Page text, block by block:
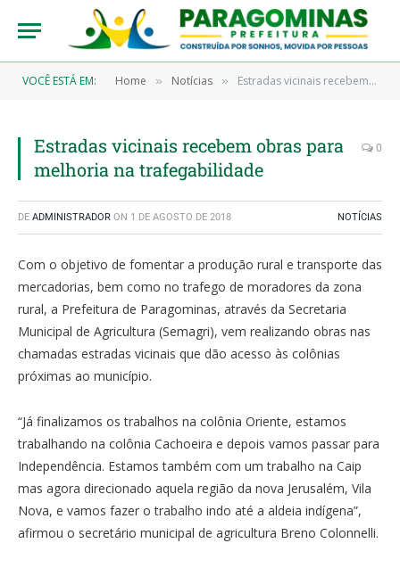
VOCÊ ESTÁ EM: Home » Notícias » Estradas vicinais recebem obras para melhoria na trafegabilidade
Estradas vicinais recebem obras para
melhoria na trafegabilidade
0
DE ADMINISTRADOR ON 1 DE AGOSTO DE 2018 NOTÍCIAS
Com o objetivo de fomentar a produção rural e transporte das
mercadorias, bem como no trafego de moradores da zona
rural, a Prefeitura de Paragominas, através da Secretaria
Municipal de Agricultura (Semagri), vem realizando obras nas
chamadas estradas vicinais que dão acesso às colônias
próximas ao município.
“Já finalizamos os trabalhos na colônia Oriente, estamos
trabalhando na colônia Cachoeira e depois vamos passar para
Independência. Estamos também com um trabalho na Caip
mas agora direcionado aquela região da nova Jerusalém, Vila
Nova, e vamos fazer o trabalho indo até a aldeia indígena”,
afirmou o secretário municipal de agricultura Breno Colonnelli.